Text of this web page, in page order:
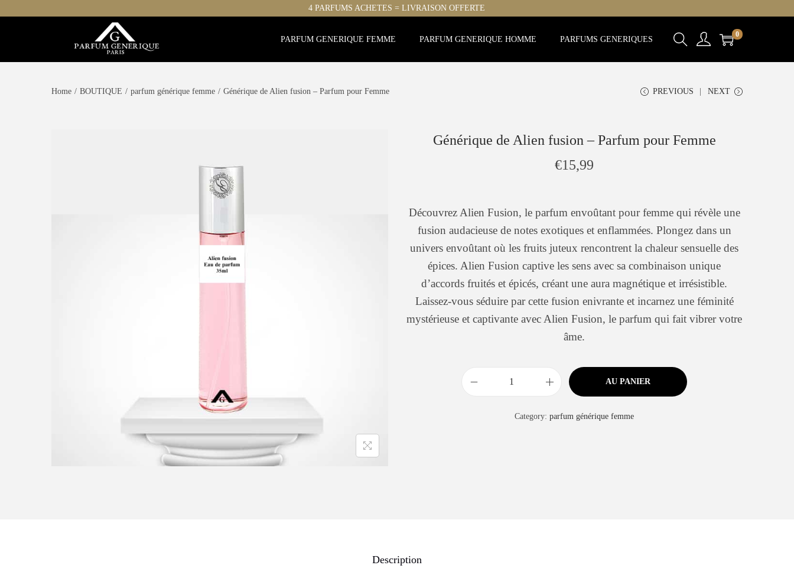
4 PARFUMS ACHETES = LIVRAISON OFFERTE
PARFUM GENERIQUE FEMME PARFUM GENERIQUE HOMME PARFUMS GENERIQUES
0
Home / BOUTIQUE / parfum générique femme / Générique de Alien fusion – Parfum pour Femme PREVIOUS NEXT
Générique de Alien fusion – Parfum pour Femme
€15,99
Découvrez Alien Fusion, le parfum envoûtant pour femme qui révèle une
fusion audacieuse de notes exotiques et enflammées. Plongez dans un
univers envoûtant où les fruits juteux rencontrent la chaleur sensuelle des
épices. Alien Fusion captive les sens avec sa combinaison unique
d’accords fruités et épicés, créant une aura magnétique et irrésistible.
Laissez-vous séduire par cette fusion enivrante et incarnez une féminité
mystérieuse et captivante avec Alien Fusion, le parfum qui fait vibrer votre
âme.
AU PANIER
Category: parfum générique femme
Description